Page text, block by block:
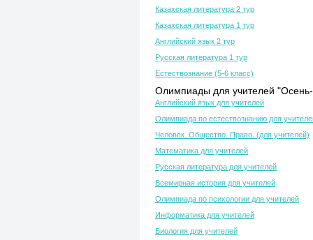
Казахская литература 2 тур
Казахская литература 1 тур
Английский язык 2 тур
Русская литература 1 тур
Естествознание (5-6 класс)
Олимпиады для учителей
Английский язык для учителей
Олимпиада по естествознанию для
Человек. Общество. Право. (для учителей)
Математика для учителей
Русская литература для учителей
Всемирная история для учителей
Олимпиада по психологии для учителей
Информатика для учителей
Биология для учителей